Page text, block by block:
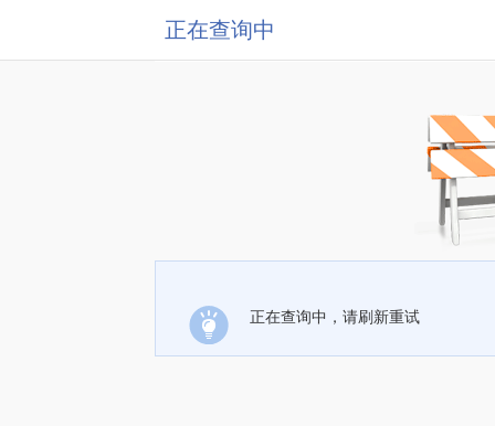
正在查询中
正在查询中，请刷新重试